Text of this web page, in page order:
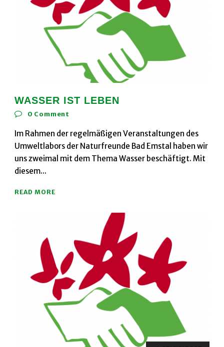
WASSER IST LEBEN
0 Comment
Im Rahmen der regelmäßigen Veranstaltungen des
Umweltlabors der Naturfreunde Bad Emstal haben wir
uns zweimal mit dem Thema Wasser beschäftigt. Mit
diesem...
READ MORE